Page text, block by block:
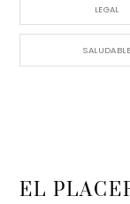
LEGAL
SALUDABLE
EL